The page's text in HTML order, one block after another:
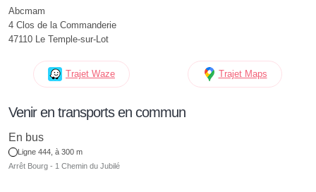
Abcmam
4 Clos de la Commanderie
47110 Le Temple-sur-Lot
Trajet Waze Trajet Maps
Venir en transports en commun
En bus
Ligne 444, à 300 m
Arrêt Bourg - 1 Chemin du Jubilé